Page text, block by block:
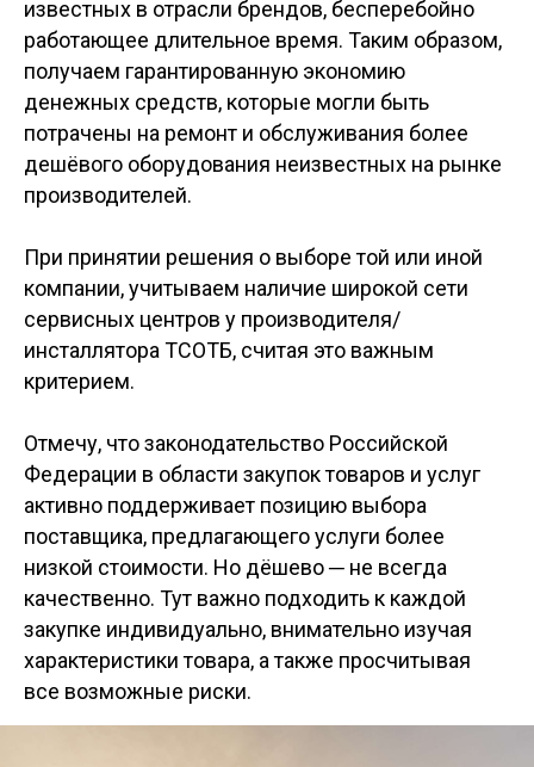
известных в отрасли брендов, бесперебойно
работающее длительное время. Таким образом,
получаем гарантированную экономию
денежных средств, которые могли быть
потрачены на ремонт и обслуживания более
дешёвого оборудования неизвестных на рынке
производителей.
При принятии решения о выборе той или иной
компании, учитываем наличие широкой сети
сервисных центров у производителя/
инсталлятора ТСОТБ, считая это важным
критерием.
Отмечу, что законодательство Российской
Федерации в области закупок товаров и услуг
активно поддерживает позицию выбора
поставщика, предлагающего услуги более
низкой стоимости. Но дёшево ─ не всегда
качественно. Тут важно подходить к каждой
закупке индивидуально, внимательно изучая
характеристики товара, а также просчитывая
все возможные риски.